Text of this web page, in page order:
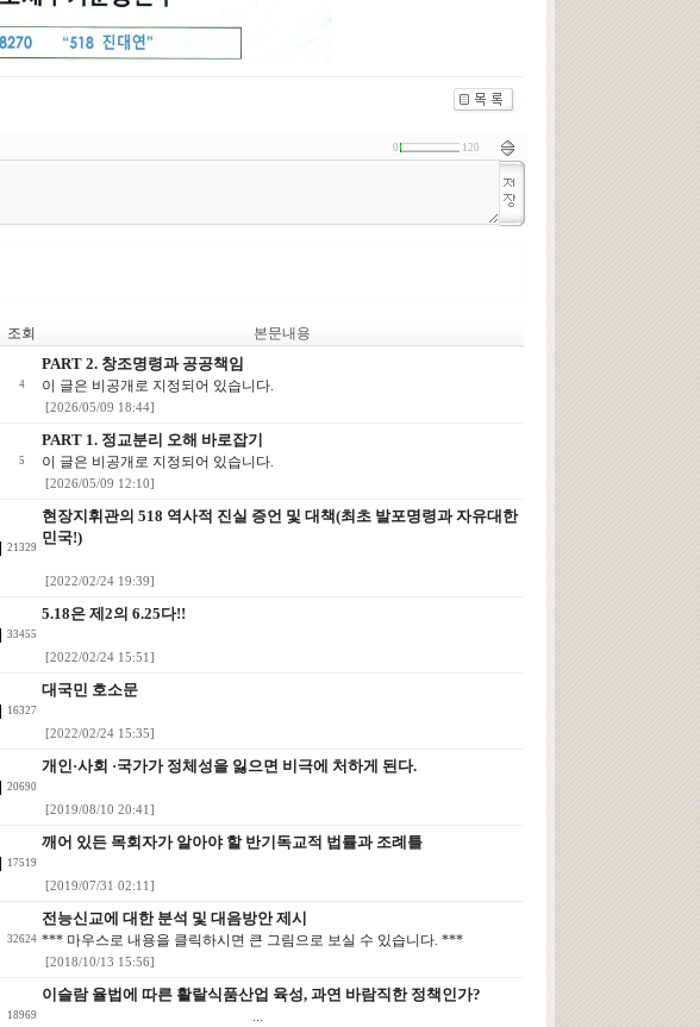
0 120
조회 본문내용
4
PART 2. 창조명령과 공공책임
이 글은 비공개로 지정되어 있습니다.
[2026/05/09 18:44]
5
PART 1. 정교분리 오해 바로잡기
이 글은 비공개로 지정되어 있습니다.
[2026/05/09 12:10]
21329
현장지휘관의 518 역사적 진실 증언 및 대책(최초 발포명령과 자유대한
민국!)
[2022/02/24 19:39]
33455
5.18은 제2의 6.25다!!
[2022/02/24 15:51]
16327
대국민 호소문
[2022/02/24 15:35]
20690
개인·사회 ·국가가 정체성을 잃으면 비극에 처하게 된다.
[2019/08/10 20:41]
17519
깨어 있든 목회자가 알아야 할 반기독교적 법률과 조례틀
[2019/07/31 02:11]
32624
전능신교에 대한 분석 및 대음방안 제시
*** 마우스로 내용을 클릭하시면 큰 그림으로 보실 수 있습니다. ***
[2018/10/13 15:56]
18969
이슬람 율법에 따른 활랄식품산업 육성, 과연 바람직한 정책인가?
...